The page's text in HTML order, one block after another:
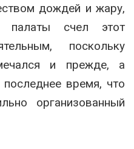
дождей и жару,
палаты счел этот
поскольку
и прежде, а
время, что
организованный